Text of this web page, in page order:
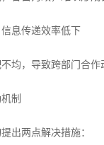
息传递效率低下
均，导致跨部门合作
制
出两点解决措施：